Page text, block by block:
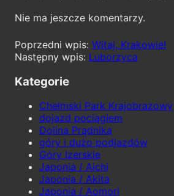
Nie ma jeszcze komentarzy.
Witaj, Krakowie!
Luborzyca
Kategorie
Chełmski Park Krajobrazowy
dojazd pociągiem
Dolina Prądnika
góry i dużo podjazdów
Góry Izerskie
Japonia / Aichi
Japonia / Akita
Japonia / Aomori